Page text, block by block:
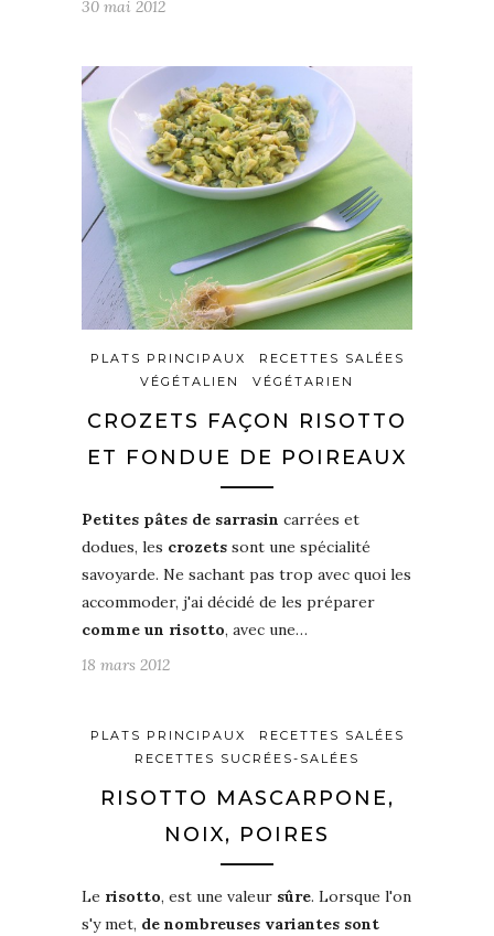
30 mai 2012
PLATS PRINCIPAUX
RECETTES SALÉES
VÉGÉTALIEN
VÉGÉTARIEN
CROZETS FAÇON RISOTTO
ET FONDUE DE POIREAUX
Petites pâtes de sarrasin carrées et
dodues, les crozets sont une spécialité
savoyarde. Ne sachant pas trop avec quoi les
accommoder, j'ai décidé de les préparer
comme un risotto, avec une…
18 mars 2012
PLATS PRINCIPAUX
RECETTES SALÉES
RECETTES SUCRÉES-SALÉES
RISOTTO MASCARPONE,
NOIX, POIRES
Le risotto, est une valeur sûre. Lorsque l'on
s'y met, de nombreuses variantes sont